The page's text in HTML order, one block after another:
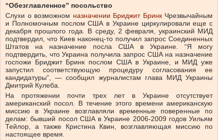
“Обезглавленное” посольство
Слухи о возможном назначении Бриджит БринкЧрезвычайным
и Полномочным послом США в Украине циркулировали еще с
декабря прошлого года. В среду, 2 февраля, украинский МИД
подтвердил, что Киев наконец-то получил запрос Соединенных
Штатов на назначение посла США в Украине. “Я могу
подтвердить, что Украина получила запрос США на назначение
госпожи Бриджит Бринк послом США в Украине, и МИД уже
запустил соответствующую процедуру согласования ее
кандидатуры”, — сообщил журналистам глава МИД Украины
Дмитрий Кулеба.
На протяжении почти трех лет в Украине отсутствует
американский посол. В течение этого времени американскую
миссию в Украине возглавляли временные поверенные по
делам: бывший посол США в Украине 2006-2009 годов Уильям
Тейлор, а также Кристина Квин, возглавляющая миссию по
настоящее время.